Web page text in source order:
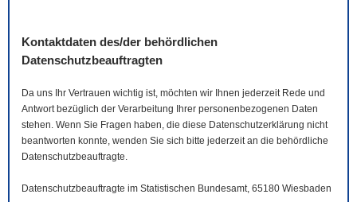
Kontaktdaten des/der behördlichen
Datenschutzbeauftragten
Da uns Ihr Vertrauen wichtig ist, möchten wir Ihnen jederzeit Rede und
Antwort bezüglich der Verarbeitung Ihrer personenbezogenen Daten
stehen. Wenn Sie Fragen haben, die diese Datenschutzerklärung nicht
beantworten konnte, wenden Sie sich bitte jederzeit an die behördliche
Datenschutzbeauftragte.
Datenschutzbeauftragte im Statistischen Bundesamt, 65180 Wiesbaden